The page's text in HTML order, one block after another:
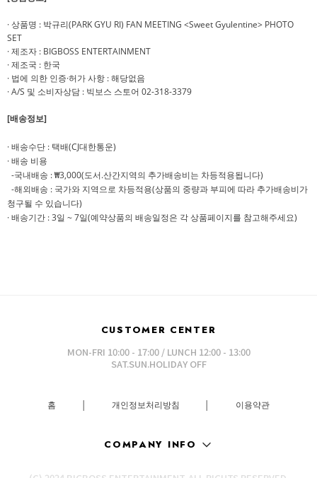
· 상품명 : 박규리(PARK GYU RI) FAN MEETING <Sweet Gyulentine> PHOTO
SET
· 제조자 : BIGBOSS ENTERTAINMENT
· 제조국 : 한국
· 법에 의한 인증·허가 사항 : 해당없음
· A/S 및 소비자상담 : 빅보스 스토어 02-318-3379
[배송정보]
· 배송수단 : 택배(CJ대한통운)
· 배송 비용
-국내배송 : ₩3,000(도서.산간지역의 추가배송비는 차등적용됩니다)
-해외배송 : 국가와 지역으로 차등적용(상품의 중량과 부피에 따라 추가배송비가
청구될 수 있습니다)
· 배송기간 : 3일 ~ 7일(예약상품의 배송일정은 각 상품페이지를 참고해주세요)
CUSTOMER CENTER
MON-FRI 10:00 - 17:00 / LUNCH 12:00 - 13:00
SAT.SUN.HOLIDAY OFF
홈 │ 개인정보처리방침 │ 이용약관
COMPANY INFO